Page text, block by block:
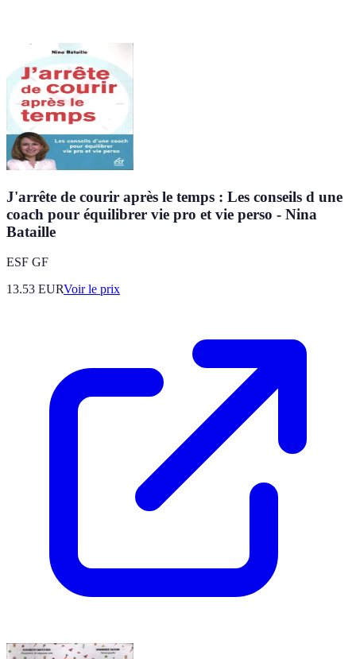
J'arrête de courir après le temps : Les conseils d une
coach pour équilibrer vie pro et vie perso - Nina
Bataille
ESF GF
13.53 EURVoir le prix